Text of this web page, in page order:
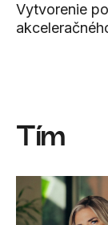
Vytvorenie
Tím